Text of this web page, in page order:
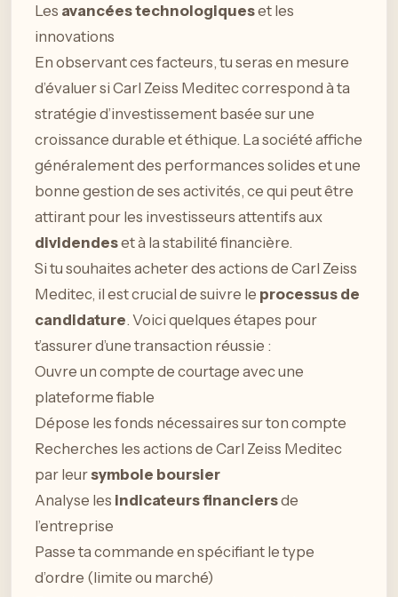
Les avancées technologiqueset les
innovations
En observant ces facteurs, tu seras en mesure
d’évaluer si Carl Zeiss Meditec correspond à ta
stratégie d’investissement basée sur une
croissance durable et éthique. La société affiche
généralement des performances solides et une
bonne gestion de ses activités, ce qui peut être
attirant pour les investisseurs attentifs aux
dividendeset à la stabilité financière.
Si tu souhaites acheter des actions de Carl Zeiss
Meditec, il est crucial de suivre le processus de
candidature. Voici quelques étapes pour
t’assurer d’une transaction réussie :
Ouvre un compte de courtage avec une
plateforme fiable
Dépose les fonds nécessaires sur ton compte
Recherches les actions de Carl Zeiss Meditec
par leursymbole boursier
Analyse les indicateurs financiersde
l’entreprise
Passe ta commande en spécifiant le type
d’ordre (limite ou marché)